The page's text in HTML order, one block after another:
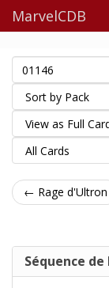
MarvelCDB
← Rage d'Ultron
Séquence